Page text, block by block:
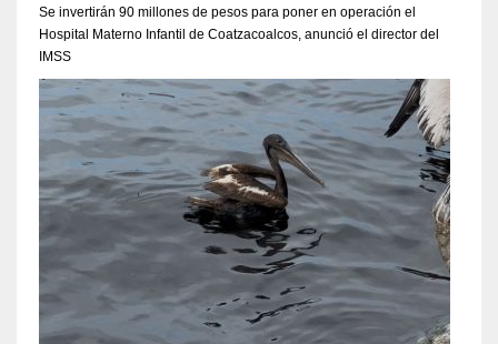
Se invertirán 90 millones de pesos para poner en operación el
Hospital Materno Infantil de Coatzacoalcos, anunció el director del
IMSS